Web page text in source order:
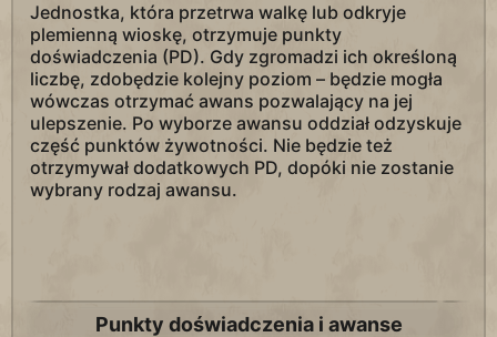
Jednostka, która przetrwa walkę lub odkryje
plemienną wioskę, otrzymuje punkty
doświadczenia (PD). Gdy zgromadzi ich określoną
liczbę, zdobędzie kolejny poziom – będzie mogła
wówczas otrzymać awans pozwalający na jej
ulepszenie. Po wyborze awansu oddział odzyskuje
część punktów żywotności. Nie będzie też
otrzymywał dodatkowych PD, dopóki nie zostanie
wybrany rodzaj awansu.
Punkty doświadczenia i awanse